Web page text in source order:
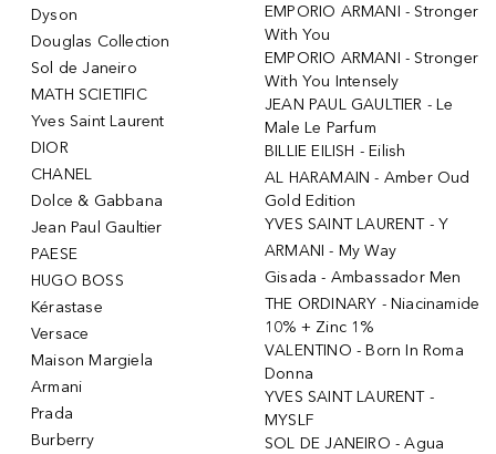
Dyson
Douglas Collection
Sol de Janeiro
MATH SCIETIFIC
Yves Saint Laurent
DIOR
CHANEL
Dolce & Gabbana
Jean Paul Gaultier
PAESE
HUGO BOSS
Kérastase
Versace
Maison Margiela
Armani
Prada
Burberry
EMPORIO ARMANI - Stronger
With You
EMPORIO ARMANI - Stronger
With You Intensely
JEAN PAUL GAULTIER - Le
Male Le Parfum
BILLIE EILISH - Eilish
AL HARAMAIN - Amber Oud
Gold Edition
YVES SAINT LAURENT - Y
ARMANI - My Way
Gisada - Ambassador Men
THE ORDINARY - Niacinamide
10% + Zinc 1%
VALENTINO - Born In Roma
Donna
YVES SAINT LAURENT -
MYSLF
SOL DE JANEIRO - Agua